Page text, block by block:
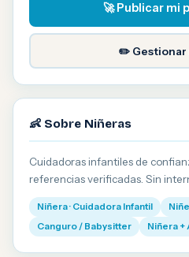
🚀 Publicar mi
✏️ Gestionar
👶 Sobre Niñeras
Cuidadoras infantiles de
referencias verificadas. Sin
Niñera · Cuidadora Infantil
Canguro / Babysitter
Niñera +